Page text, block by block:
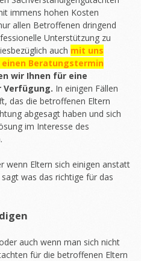
immens hohen Kosten
allen Betroffenen dringend
Unterstützung zu
auch mit uns
Beratungstermin
wir Ihnen für eine
Verfügung. In einigen Fällen
das die betroffenen Eltern
abgesagt haben und sich
im Interesse des
wenn Eltern sich einigen anstatt
was das richtige für das
auch wenn man sich nicht
für die betroffenen Eltern